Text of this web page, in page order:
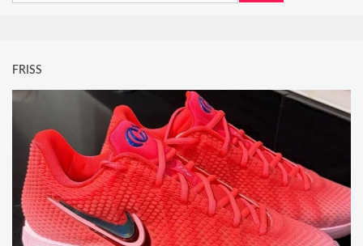
FRISS